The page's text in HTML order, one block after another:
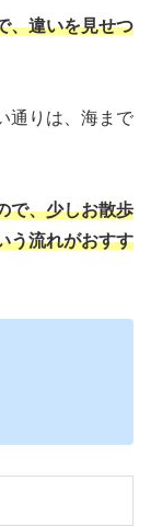
、違いを見せつ
通りは、海まで
で、少しお散歩
う流れがおすす